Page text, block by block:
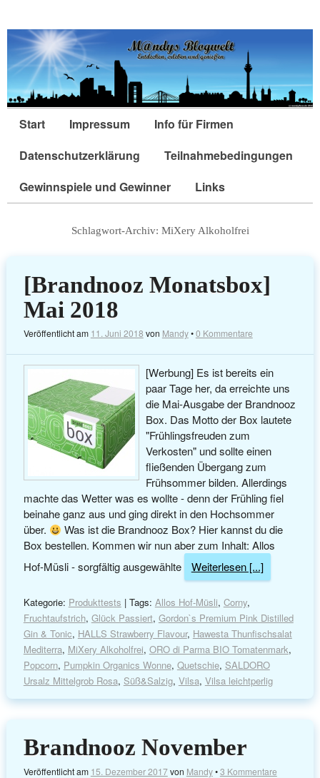
Start Impressum
Info für Firmen
Datenschutzerklärung
Teilnahmebedingungen
Gewinnspiele und Gewinner
Links
Schlagwort-Archiv: MiXery Alkoholfrei
[Brandnooz Monatsbox]
Mai 2018
Veröffentlicht am 11. Juni 2018 von Mandy•0 Kommentare
[Werbung] Es ist bereits ein
paar Tage her, da erreichte uns
die Mai-Ausgabe der Brandnooz
Box. Das Motto der Box lautete
"Frühlingsfreuden zum
Verkosten" und sollte einen
fließenden Übergang zum
Frühsommer bilden. Allerdings
machte das Wetter was es wollte - denn der Frühling fiel
beinahe ganz aus und ging direkt in den Hochsommer
über.
Was ist die Brandnooz Box? Hier kannst du die
Box bestellen. Kommen wir nun aber zum Inhalt: Allos
Hof-Müsli - sorgfältig ausgewählte
Weiterlesen [...]
Kategorie: Produkttests | Tags: Allos Hof-Müsli, Corny,
Fruchtaufstrich, Glück Passiert, Gordon`s Premium Pink Distilled
Gin & Tonic, HALLS Strawberry Flavour, Hawesta Thunfischsalat
Mediterra, MiXery Alkoholfrei, ORO di Parma BIO Tomatenmark,
Popcorn, Pumpkin Organics Wonne, Quetschie, SALDORO
Ursalz Mittelgrob Rosa, Süß&Salzig, Vilsa, Vilsa leichtperlig
Brandnooz November
Veröffentlicht am 15. Dezember 2017von Mandy•3 Kommentare